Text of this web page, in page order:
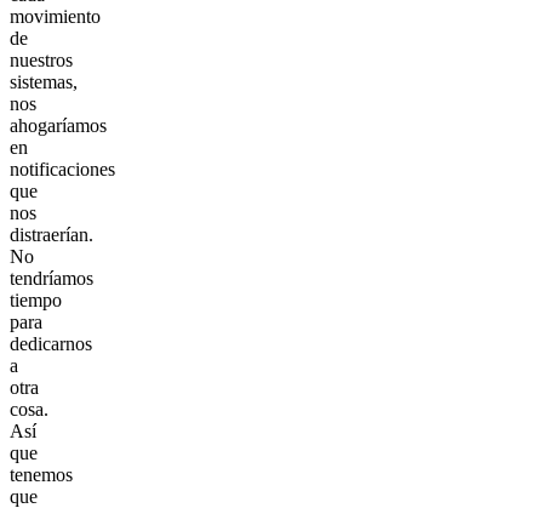
movimiento
de
nuestros
sistemas,
nos
ahogaríamos
en
notificaciones
que
nos
distraerían.
No
tendríamos
tiempo
para
dedicarnos
a
otra
cosa.
Así
que
tenemos
que